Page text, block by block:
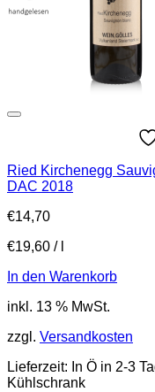
Ried Kirchenegg
DAC 2018
€14,70
€19,60 /
In den Warenkorb
inkl. 13 % MwSt.
zzgl. Versandkosten
Lieferzeit: In Ö in 2-3
Kühlschrank